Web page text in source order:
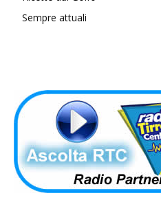
Sempre attuali